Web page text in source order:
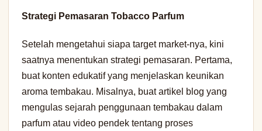
Strategi Pemasaran Tobacco Parfum
Setelah mengetahui siapa target market-nya, kini
saatnya menentukan strategi pemasaran. Pertama,
buat konten edukatif yang menjelaskan keunikan
aroma tembakau. Misalnya, buat artikel blog yang
mengulas sejarah penggunaan tembakau dalam
parfum atau video pendek tentang proses